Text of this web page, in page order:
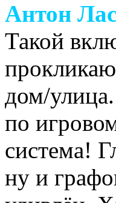
Антон
Такой
дом/
по
система!
ну и